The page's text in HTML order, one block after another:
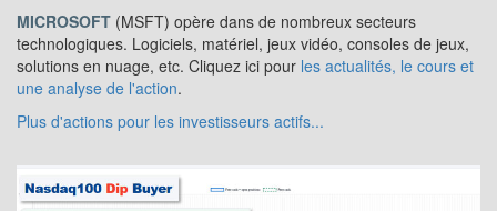
MICROSOFT (MSFT) opère dans de nombreux secteurs
technologiques. Logiciels, matériel, jeux vidéo, consoles de jeux,
solutions en nuage, etc. Cliquez ici pour les actualités, le cours et
une analyse de l'action.
Plus d'actions pour les investisseurs actifs...